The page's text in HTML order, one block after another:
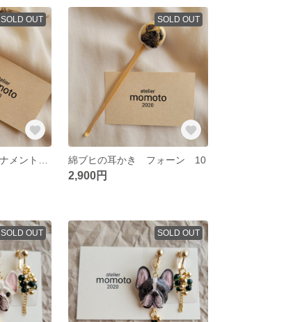
SOLD OUT SOLD OUT
綿ブヒの耳かき フォーン 10
2,900円
SOLD OUT SOLD OUT